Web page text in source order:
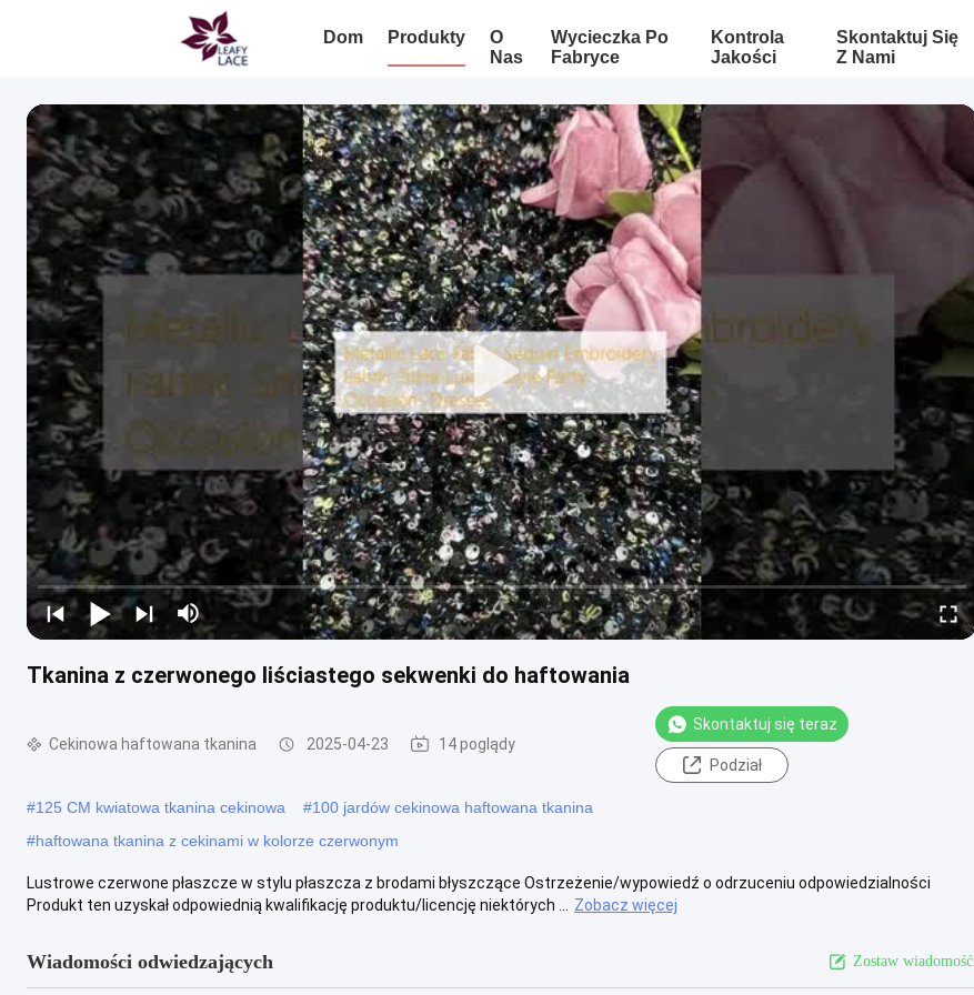
Dom Produkty
O
Nas
Wycieczka Po
Fabryce
Kontrola
Jakości
Skontaktuj Się
Z Nami
Tkanina z czerwonego liściastego sekwenki do haftowania
Cekinowa haftowana tkanina 2025-04-23 14 poglądy
Skontaktuj się teraz
Podział
#125 CM kwiatowa tkanina cekinowa #100 jardów cekinowa haftowana tkanina
#haftowana tkanina z cekinami w kolorze czerwonym
Lustrowe czerwone płaszcze w stylu płaszcza z brodami błyszczące Ostrzeżenie/wypowiedź o odrzuceniu odpowiedzialności
Produkt ten uzyskał odpowiednią kwalifikację produktu/licencję niektórych ...
Zobacz więcej
Wiadomości odwiedzających Zostaw wiadomość.